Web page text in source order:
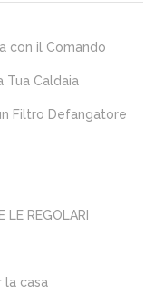
con il Comando
Tua Caldaia
Filtro Defangatore
LE REGOLARI
la casa